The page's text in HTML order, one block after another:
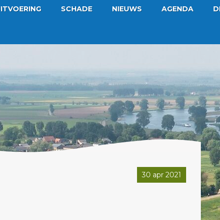
SCHADE NIEUWS AGENDA
30 apr 2021